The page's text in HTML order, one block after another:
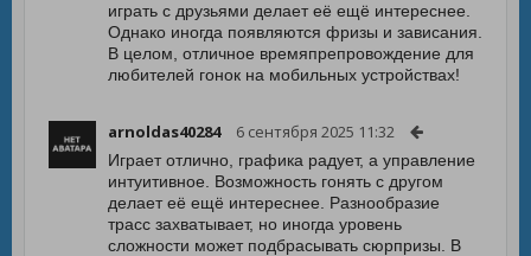
играть с друзьями делает её ещё интереснее.
Однако иногда появляются фризы и зависания.
В целом, отличное времяпрепровождение для
любителей гонок на мобильных устройствах!
arnoldas40284 6 сентября 2025 11:32
Играет отлично, графика радует, а управление
интуитивное. Возможность гонять с другом
делает её ещё интереснее. Разнообразие
трасс захватывает, но иногда уровень
сложности может подбрасывать сюрпризы. В